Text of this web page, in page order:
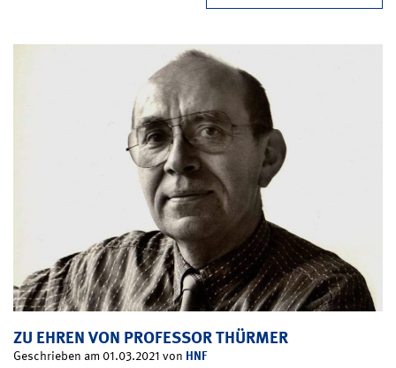
ZU EHREN VON PROFESSOR THÜRMER
Geschrieben am 01.03.2021 von HNF